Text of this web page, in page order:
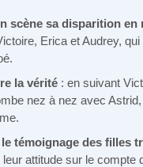
scène sa disparition en
Erica et Audrey,
la vérité : en suivant
nez à nez avec
témoignage des filles
attitude sur le compte